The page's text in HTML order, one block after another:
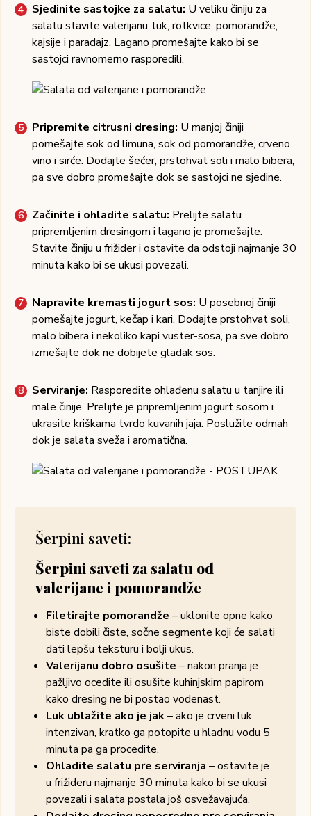
Sjedinite sastojke za salatu: U veliku činiju za
salatu stavite valerijanu, luk, rotkvice, pomorandže,
kajsije i paradajz. Lagano promešajte kako bi se
sastojci ravnomerno rasporedili.
Pripremite citrusni dresing: U manjoj činiji
pomešajte sok od limuna, sok od pomorandže, crveno
vino i sirće. Dodajte šećer, prstohvat soli i malo bibera,
pa sve dobro promešajte dok se sastojci ne sjedine.
Začinite i ohladite salatu: Prelijte salatu
pripremljenim dresingom i lagano je promešajte.
Stavite činiju u frižider i ostavite da odstoji najmanje 30
minuta kako bi se ukusi povezali.
Napravite kremasti jogurt sos: U posebnoj činiji
pomešajte jogurt, kečap i kari. Dodajte prstohvat soli,
malo bibera i nekoliko kapi vuster-sosa, pa sve dobro
izmešajte dok ne dobijete gladak sos.
Serviranje: Rasporedite ohlađenu salatu u tanjire ili
male činije. Prelijte je pripremljenim jogurt sosom i
ukrasite kriškama tvrdo kuvanih jaja. Poslužite odmah
dok je salata sveža i aromatična.
Šerpini saveti:
Šerpini saveti za salatu od
valerijane i pomorandže
Filetirajte pomorandže – uklonite opne kako
biste dobili čiste, sočne segmente koji će salati
dati lepšu teksturu i bolji ukus.
Valerijanu dobro osušite – nakon pranja je
pažljivo ocedite ili osušite kuhinjskim papirom
kako dresing ne bi postao vodenast.
Luk ublažite ako je jak– ako je crveni luk
intenzivan, kratko ga potopite u hladnu vodu 5
minuta pa ga procedite.
Ohladite salatu pre serviranja – ostavite je
u frižideru najmanje 30 minuta kako bi se ukusi
povezali i salata postala još osvežavajuća.